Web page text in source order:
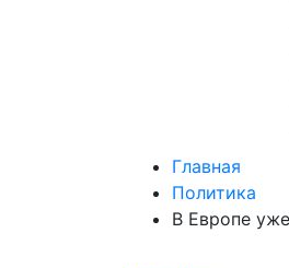
Главная
Политика
В Европе